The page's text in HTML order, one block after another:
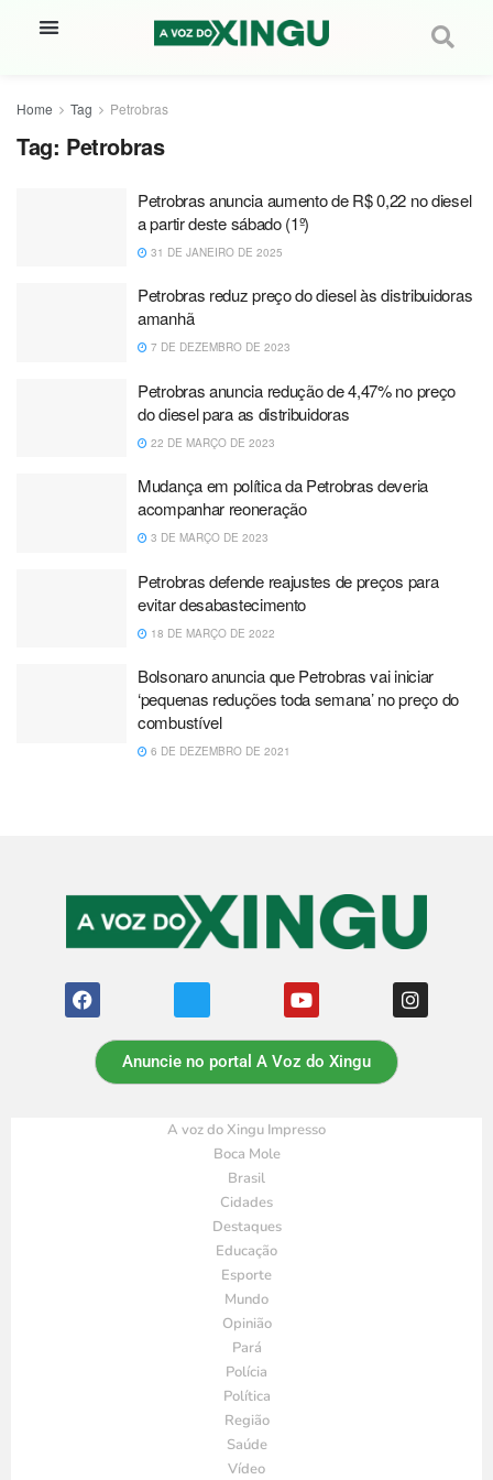
Home Tag Petrobras
Tag: Petrobras
Petrobras anuncia aumento de R$ 0,22 no diesel
a partir deste sábado (1º)
31 DE JANEIRO DE 2025
Petrobras reduz preço do diesel às distribuidoras
amanhã
7 DE DEZEMBRO DE 2023
Petrobras anuncia redução de 4,47% no preço
do diesel para as distribuidoras
22 DE MARÇO DE 2023
Mudança em política da Petrobras deveria
acompanhar reoneração
3 DE MARÇO DE 2023
Petrobras defende reajustes de preços para
evitar desabastecimento
18 DE MARÇO DE 2022
Bolsonaro anuncia que Petrobras vai iniciar
‘pequenas reduções toda semana’ no preço do
combustível
6 DE DEZEMBRO DE 2021
Anuncie no portal A Voz do Xingu
A voz do Xingu Impresso
Boca Mole
Brasil
Cidades
Destaques
Educação
Esporte
Mundo
Opinião
Pará
Polícia
Política
Região
Saúde
Vídeo